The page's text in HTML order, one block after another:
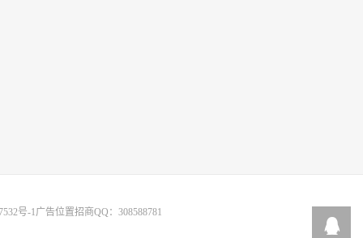
号-1广告位置招商QQ：308588781